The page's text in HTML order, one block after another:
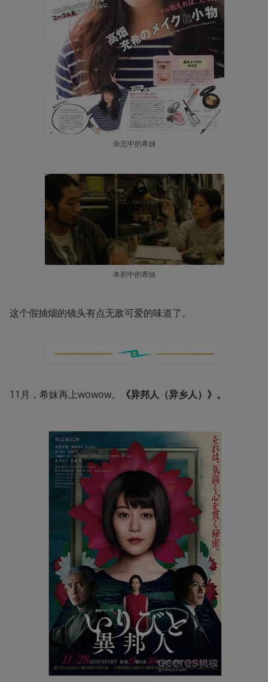
杂志中的希妹
本剧中的希妹
这个假抽烟的镜头有点无敌可爱的味道了。
11月，希妹再上wowow。 《异邦人（异乡人）》。